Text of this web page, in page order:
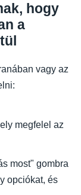
hogy
a
vagy az
megfelel az
most" gombra
opciókat, és